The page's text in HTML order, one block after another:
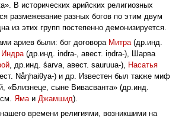
В исторических арийских религиозных
размежевание разных богов по этим двум
из этих групп постепенно демонизируется.
ариев были: бог договора Митра(др.инд.
Индра(др.инд. indra-, авест. iṇdra-), Шарва
, др.инд. śarva, авест. sauruua-), Насатья
Nåŋhaiθya-) и др. Известен был также миф
«Близнеце, сыне Виваcванта» (др.инд.
Ямаи Джамшид).
времени религиями, возникшими на